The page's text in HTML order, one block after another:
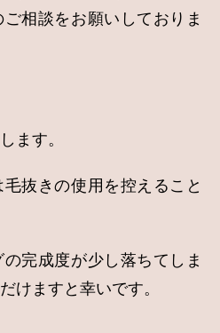
相談をお願いしておりま
ます。
抜きの使用を控えること
完成度が少し落ちてしま
けますと幸いです。